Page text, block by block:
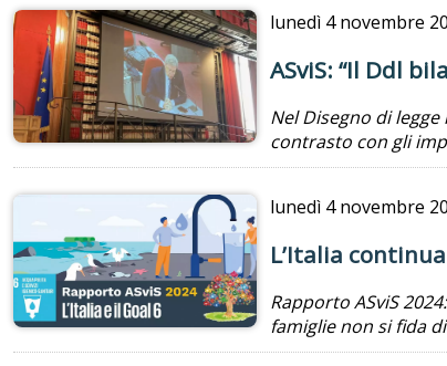
lunedì 4 novembre
ASviS: “Il Ddl
Nel Disegno di
contrasto con gli
lunedì 4 novembre
L’Italia
Rapporto ASviS
famiglie non si fida